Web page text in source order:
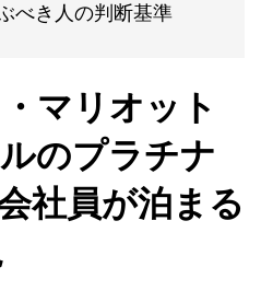
べき人の判断基準
マリオット
のプラチナ
社員が泊まる